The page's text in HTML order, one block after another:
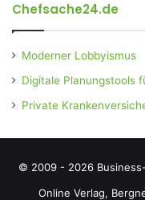
Chefsache24.de
Moderner Lobbyismus
Digitale Planungstools
Private
© 2009 - 2026
Online Verlag,